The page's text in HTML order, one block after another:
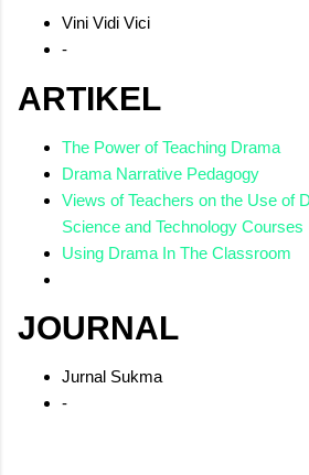
dari hal-hal sederhana, dari meja makan
Vini Vidi Vici
-
ARTIKEL
The Power of Teaching Drama
Drama Narrative Pedagogy
Views of Teachers on the Use of
Science and Technology Courses
Using Drama In The Classroom
JOURNAL
Jurnal Sukma
-